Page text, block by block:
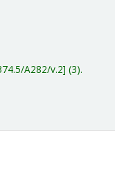
A282/v.2 (3).